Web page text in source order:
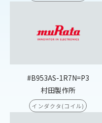
#B953AS-1R7N=P3
村田製作所
インダクタ(コイル)